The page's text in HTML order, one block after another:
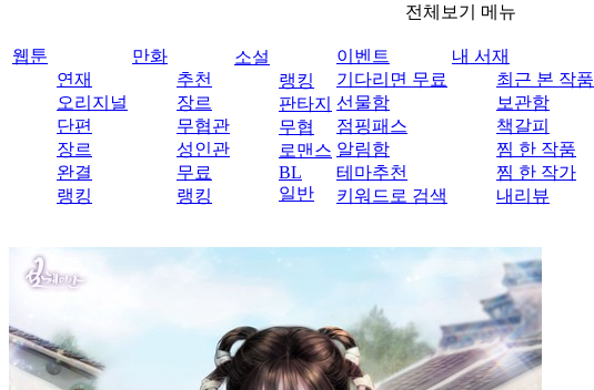
전체보기 메뉴
웹툰
연재
오리지널
단편
장르
완결
랭킹
만화
추천
장르
무협관
성인관
무료
랭킹
소설
랭킹
판타지
무협
로맨스
BL
일반
이벤트
기다리면 무료
선물함
점핑패스
알림함
테마추천
키워드로 검색
내 서재
최근 본 작품
보관함
책갈피
찜 한 작품
찜 한 작가
내리뷰